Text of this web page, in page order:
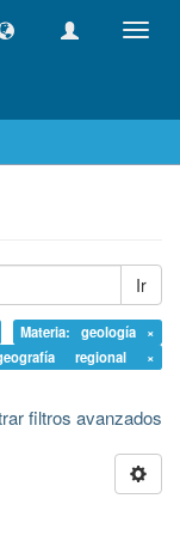
Ir
Materia: geología ×
regional ×
filtros avanzados